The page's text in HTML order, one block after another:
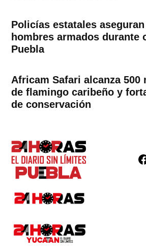
Policías estatales
hombres armados durante
Puebla
Africam Safari alcanza 500
de flamingo caribeño y
de conservación